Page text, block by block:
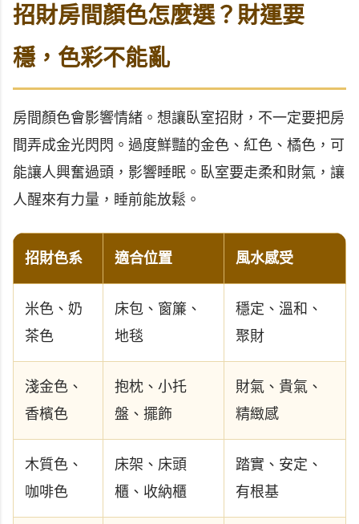
招財房間顏色怎麼選？財運要
穩，色彩不能亂
房間顏色會影響情緒。想讓臥室招財，不一定要把房
間弄成金光閃閃。過度鮮豔的金色、紅色、橘色，可
能讓人興奮過頭，影響睡眠。臥室要走柔和財氣，讓
人醒來有力量，睡前能放鬆。
招財色系 適合位置 風水感受
米色、奶
茶色
床包、窗簾、
地毯
穩定、溫和、
聚財
淺金色、
香檳色
抱枕、小托
盤、擺飾
財氣、貴氣、
精緻感
木質色、
咖啡色
床架、床頭
櫃、收納櫃
踏實、安定、
有根基